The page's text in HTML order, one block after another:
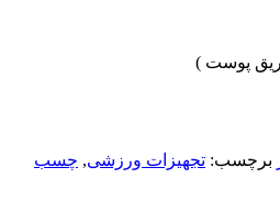
پوست )
برچسب: تجهیزات ورزشی, چسب